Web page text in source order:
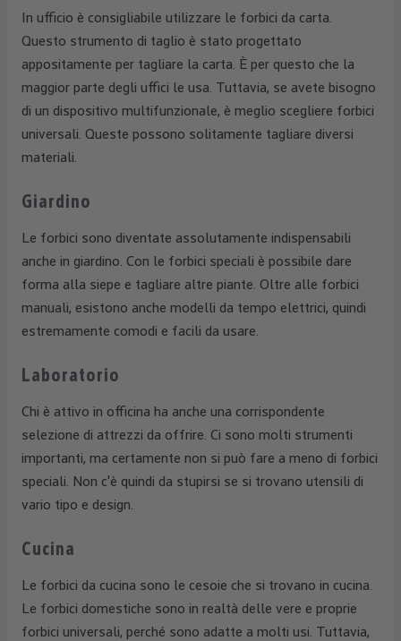
In ufficio è consigliabile utilizzare le forbici da carta.
Questo strumento di taglio è stato progettato
appositamente per tagliare la carta. È per questo che la
maggior parte degli uffici le usa. Tuttavia, se avete bisogno
di un dispositivo multifunzionale, è meglio scegliere forbici
universali. Queste possono solitamente tagliare diversi
materiali.
Giardino
Le forbici sono diventate assolutamente indispensabili
anche in giardino. Con le forbici speciali è possibile dare
forma alla siepe e tagliare altre piante. Oltre alle forbici
manuali, esistono anche modelli da tempo elettrici, quindi
estremamente comodi e facili da usare.
Laboratorio
Chi è attivo in officina ha anche una corrispondente
selezione di attrezzi da offrire. Ci sono molti strumenti
importanti, ma certamente non si può fare a meno di forbici
speciali. Non c'è quindi da stupirsi se si trovano utensili di
vario tipo e design.
Cucina
Le forbici da cucina sono le cesoie che si trovano in cucina.
Le forbici domestiche sono in realtà delle vere e proprie
forbici universali, perché sono adatte a molti usi. Tuttavia,